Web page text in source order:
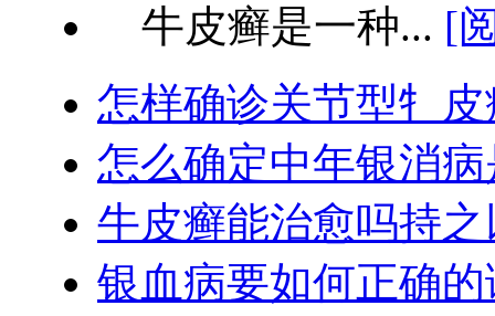
牛皮癣是一种... [
怎样确诊关节型牜
怎么确定中年银消
牛皮癣能治愈吗持
银血病要如何正确的